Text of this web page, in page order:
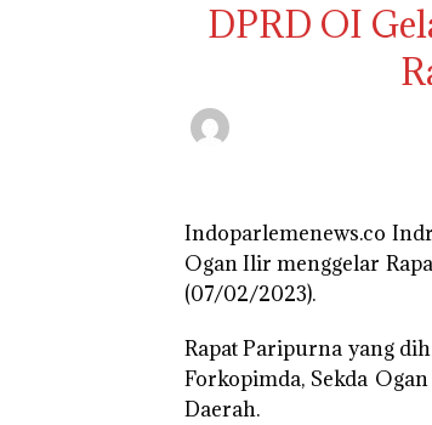
DPRD OI
Indoparlemenews.co
Ogan Ilir menggelar
(07/02/2023).
Rapat Paripurna yang
Forkopimda, Sekda
Daerah.